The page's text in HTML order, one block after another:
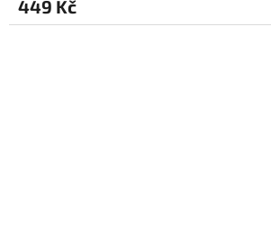
449 Kč